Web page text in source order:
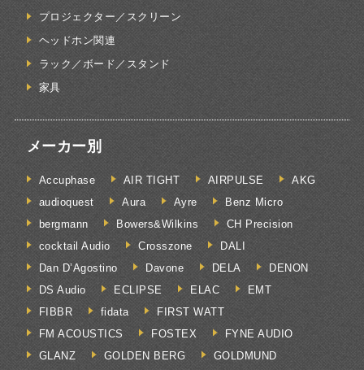
プロジェクター／スクリーン
ヘッドホン関連
ラック／ボード／スタンド
家具
メーカー別
Accuphase AIR TIGHT AIRPULSE
AKG
audioquest
Aura Ayre
Benz Micro
bergmann
Bowers&Wilkins
CH Precision
cocktail Audio
Crosszone
DALI
Dan D’Agostino
Davone DELA
DENON
DS Audio
ECLIPSE ELAC
EMT
FIBBR
fidata
FIRST WATT
FM ACOUSTICS
FOSTEX
FYNE AUDIO
GLANZ
GOLDEN BERG
GOLDMUND